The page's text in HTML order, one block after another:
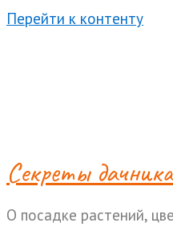
Перейти к контенту
Cекреты
О посадке растений,